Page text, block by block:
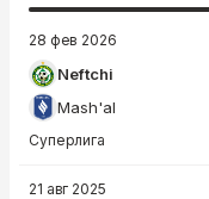
28 фев 2026
Neftchi
Mash'al
Суперлига
21 авг 2025